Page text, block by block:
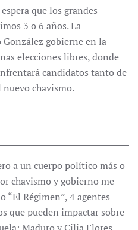
que los grandes
3 o 6 años. La
gobierne en la
elecciones libres, donde
candidatos tanto de
chavismo.
a un cuerpo político más o
chavismo y gobierno me
“El Régimen”, 4 agentes
que pueden impactar sobre